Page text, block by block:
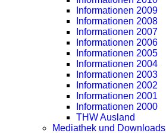
Informationen 2009
Informationen 2008
Informationen 2007
Informationen 2006
Informationen 2005
Informationen 2004
Informationen 2003
Informationen 2002
Informationen 2001
Informationen 2000
THW Ausland
Mediathek und Downloads